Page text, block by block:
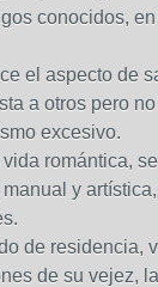
conocidos,
el aspecto de
a otros pero
excesivo.
romántica,
y
de residencia,
de su vejez,